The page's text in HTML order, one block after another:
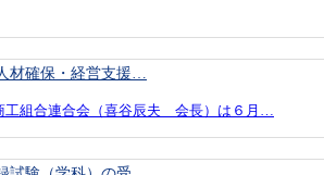
材確保・経営支援…
工組合連合会（喜谷辰夫 会長）は６月…